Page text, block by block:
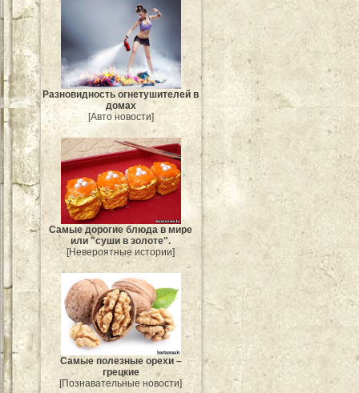
Разновидность огнетушителей в
домах
[Авто новости]
Самые дорогие блюда в мире
или "суши в золоте".
[Невероятные истории]
Самые полезные орехи –
грецкие
[Познавательные новости]